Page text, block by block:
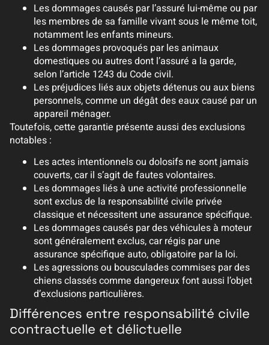
Les dommages causés par l’assuré lui-même ou par
les membres de sa famille vivant sous le même toit,
notamment les enfants mineurs.
Les dommages provoqués par les animaux
domestiques ou autres dont l’assuré a la garde,
selon l’article 1243 du Code civil.
Les préjudices liés aux objets détenus ou aux biens
personnels, comme un dégât des eaux causé par un
appareil ménager.
Toutefois, cette garantie présente aussi des exclusions
notables :
Les actes intentionnels ou dolosifs ne sont jamais
couverts, car il s’agit de fautes volontaires.
Les dommages liés à une activité professionnelle
sont exclus de la responsabilité civile privée
classique et nécessitent une assurance spécifique.
Les dommages causés par des véhicules à moteur
sont généralement exclus, car régis par une
assurance spécifique auto, obligatoire par la loi.
Les agressions ou bousculades commises par des
chiens classés comme dangereux font aussi l’objet
d’exclusions particulières.
Différences entre responsabilité civile
contractuelle et délictuelle